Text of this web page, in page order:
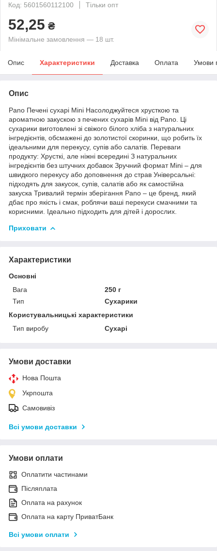
Код: 5601560112100
Тільки опт
52,25 ₴
Мінімальне замовлення — 18 шт.
Опис Характеристики Доставка Оплата Умови
Опис
Pano Печені сухарі Mini Насолоджуйтеся хрусткою та
ароматною закускою з печених сухарів Mini від Pano. Ці
сухарики виготовлені зі свіжого білого хліба з натуральних
інгредієнтів, обсмажені до золотистої скоринки, що робить їх
ідеальними для перекусу, супів або салатів. Переваги
продукту: Хрусткі, але ніжні всередині З натуральних
інгредієнтів без штучних добавок Зручний формат Mini – для
швидкого перекусу або доповнення до страв Універсальні:
підходять для закусок, супів, салатів або як самостійна
закуска Тривалий термін зберігання Pano – це бренд, який
дбає про якість і смак, роблячи ваші перекуси смачними та
корисними. Ідеально підходить для дітей і дорослих.
Приховати
Характеристики
Основні
Вага
250 г
Тип
Сухарики
Користувальницькі характеристики
Тип виробу
Сухарі
Умови доставки
Нова Пошта
Укрпошта
Самовивіз
Всі умови доставки
Умови оплати
Оплатити частинами
Післяплата
Оплата на рахунок
Оплата на карту ПриватБанк
Всі умови оплати